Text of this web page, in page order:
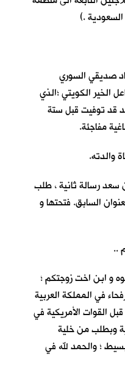
السعودية .)
صديقي السوري
الخير الكويتي ؛الذي
قد توفيت قبل ستة
مفاجئة.
والدته.
رسالة ثانية ، طلب
السابق. فتحتها و
..
و ابن اخت زوجتكم ؛
في المملكة العربية
القوات الأمريكية في
وبطلب من خلية
؛ والحمد لله في